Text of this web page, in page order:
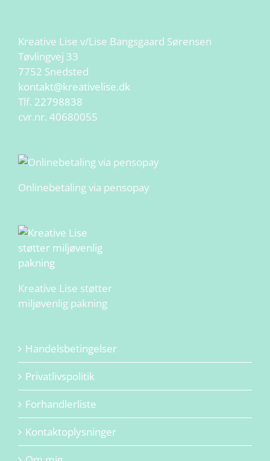
Kreative Lise v/Lise Bangsgaard Sørensen
Tøvlingvej 33
7752 Snedsted
kontakt@kreativelise.dk
Tlf. 22798838
cvr.nr. 40680055
Onlinebetaling via pensopay
Kreative Lise støtter
miljøvenlig pakning
Handelsbetingelser
Privatlivspolitik
Forhandlerliste
Kontaktoplysninger